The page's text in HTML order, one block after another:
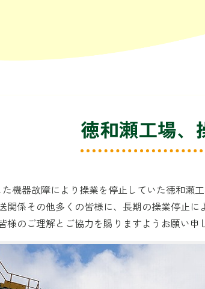
徳和瀬工場、
機器故障により操業を停止していた徳和瀬
関係その他多くの皆様に、長期の操業停止に
様のご理解とご協力を賜りますようお願い申